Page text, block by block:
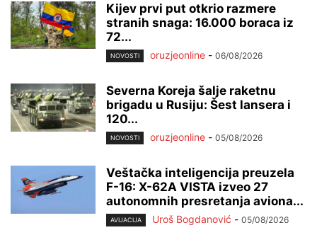
Kijev prvi put otkrio razmere
stranih snaga: 16.000 boraca iz
72...
NOVOSTI oruzjeonline - 06/08/2026
Severna Koreja šalje raketnu
brigadu u Rusiju: Šest lansera i
120...
NOVOSTI oruzjeonline - 05/08/2026
Veštačka inteligencija preuzela
F-16: X-62A VISTA izveo 27
autonomnih presretanja aviona...
AVIJACIJA Uroš Bogdanović - 05/08/2026